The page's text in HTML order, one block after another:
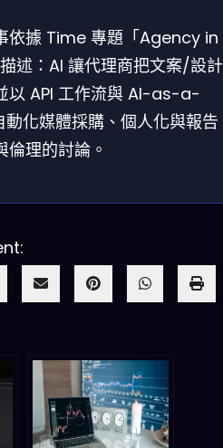
依據 Time 專題「Agency
述：AI 讓代理商把文案/設
以 API 工作流與 AI-as-a-
化媒體採購、個人化與報告
倫理的討論。